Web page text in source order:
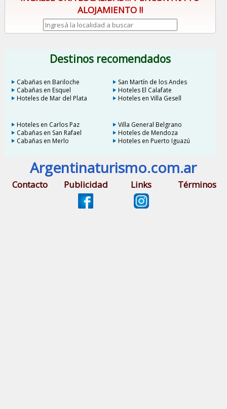
ALOJAMIENTO !!
Destinos recomendados
Cabañas en Bariloche
San Martín de los Andes
Cabañas en Esquel
Hoteles El Calafate
Hoteles de Mar del Plata
Hoteles en Villa Gesell
Hoteles en Carlos Paz
Villa General Belgrano
Cabañas en San Rafael
Hoteles de Mendoza
Cabañas en Merlo
Hoteles en Puerto Iguazú
Argentinaturismo.com.ar
Contacto Publicidad Links Términos